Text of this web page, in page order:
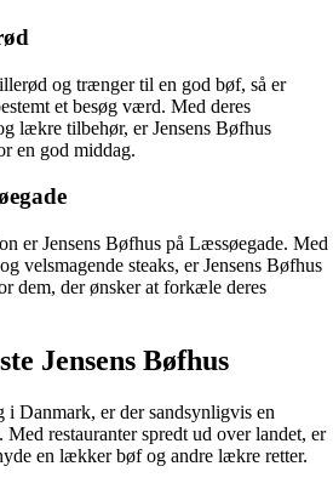
og trænger til en god bøf, så er
et besøg værd. Med deres
lækre tilbehør, er Jensens Bøfhus
en god middag.
er Jensens Bøfhus på Læssøegade. Med
velsmagende steaks, er Jensens Bøfhus
dem, der ønsker at forkæle deres
Jensens Bøfhus
Danmark, er der sandsynligvis en
restauranter spredt ud over landet, er
en lækker bøf og andre lækre retter.